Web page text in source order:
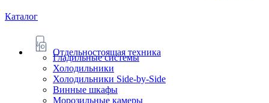
Каталог
Отдельностоящая техника
Гладильные системы
Холодильники
Холодильники Side-by-Side
Винные шкафы
Морозильные камеры